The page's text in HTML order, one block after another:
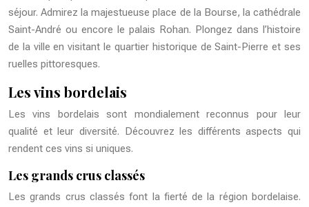
séjour. Admirez la majestueuse place de la Bourse, la cathédrale
Saint-André ou encore le palais Rohan. Plongez dans l’histoire
de la ville en visitant le quartier historique de Saint-Pierre et ses
ruelles pittoresques.
Les vins bordelais
Les vins bordelais sont mondialement reconnus pour leur
qualité et leur diversité. Découvrez les différents aspects qui
rendent ces vins si uniques.
Les grands crus classés
Les grands crus classés font la fierté de la région bordelaise.